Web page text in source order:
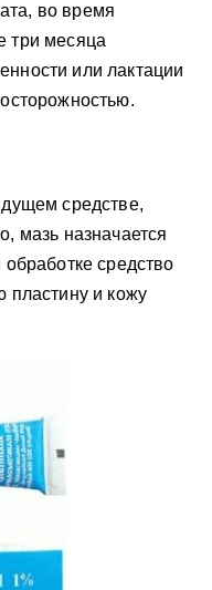
во время
три месяца
или лактации
средстве,
мазь назначается
средство
пластину и кожу